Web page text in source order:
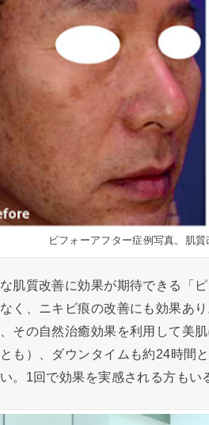
ビフォーアフター症例写真。肌
肌質改善に効果が期待できる「
く、ニキビ痕の改善にも効果あ
その自然治癒効果を利用して美
も）、ダウンタイムも約24時間
。1回で効果を実感される方もい